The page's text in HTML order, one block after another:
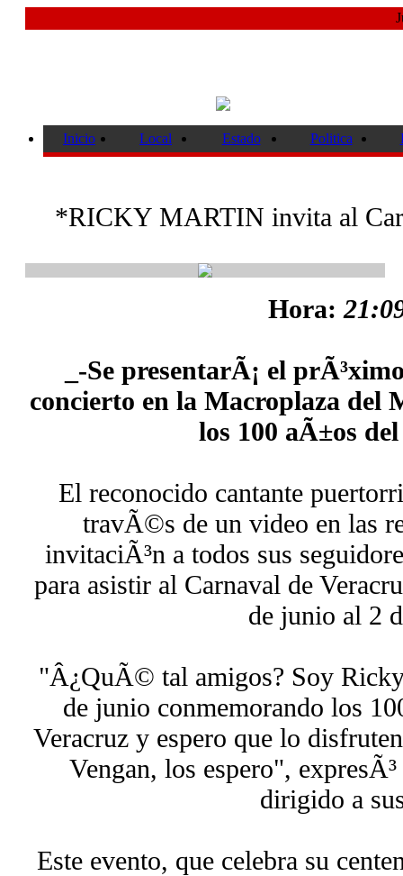
Inicio Local Estado Politica
*RICKY MARTIN invita al
Hora:
_-Se presentarÃ¡ el
concierto en la Macroplaza del
los 100 aÃ±os
El reconocido cantante
travÃ©s de un video en las
invitaciÃ³n a todos sus
para asistir al Carnaval de
de junio al 2
"Â¿QuÃ© tal amigos? Soy
de junio conmemorando los
Veracruz y espero que lo
Vengan, los espero",
dirigido a
Este evento, que celebra su